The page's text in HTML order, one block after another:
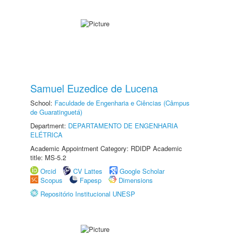
Samuel Euzedice de Lucena
School: Faculdade de Engenharia e Ciências (Câmpus
de Guaratinguetá)
Department: DEPARTAMENTO DE ENGENHARIA
ELÉTRICA
Academic Appointment Category: RDIDP Academic
title: MS-5.2
Orcid
CV Lattes
Google Scholar
Scopus
Fapesp
Dimensions
Repositório Institucional UNESP